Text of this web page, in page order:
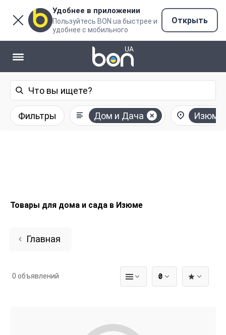
Удобнее в приложении
Пользуйтесь BON.ua быстрее и
удобнее с мобильного
Открыть
Фильтры Дом и Дача Изюм
Товары для дома и сада в Изюме
Главная
₴
0 объявлений